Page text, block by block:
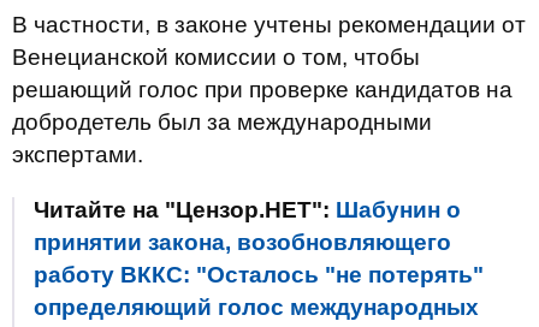
В частности, в законе учтены рекомендации от
Венецианской комиссии о том, чтобы
решающий голос при проверке кандидатов на
добродетель был за международными
экспертами.
Читайте на "Цензор.НЕТ": Шабунин о
принятии закона, возобновляющего
работу ВККС: "Осталось "не потерять"
определяющий голос международных